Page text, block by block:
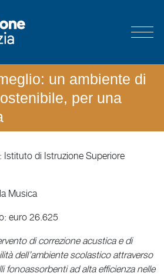
un ambiente di
per una
Istituto di Istruzione Superiore
Musica
euro 26.625
di correzione acustica e di
dell’ambiente scolastico attraverso
fonoassorbenti ad alta efficienza nelle